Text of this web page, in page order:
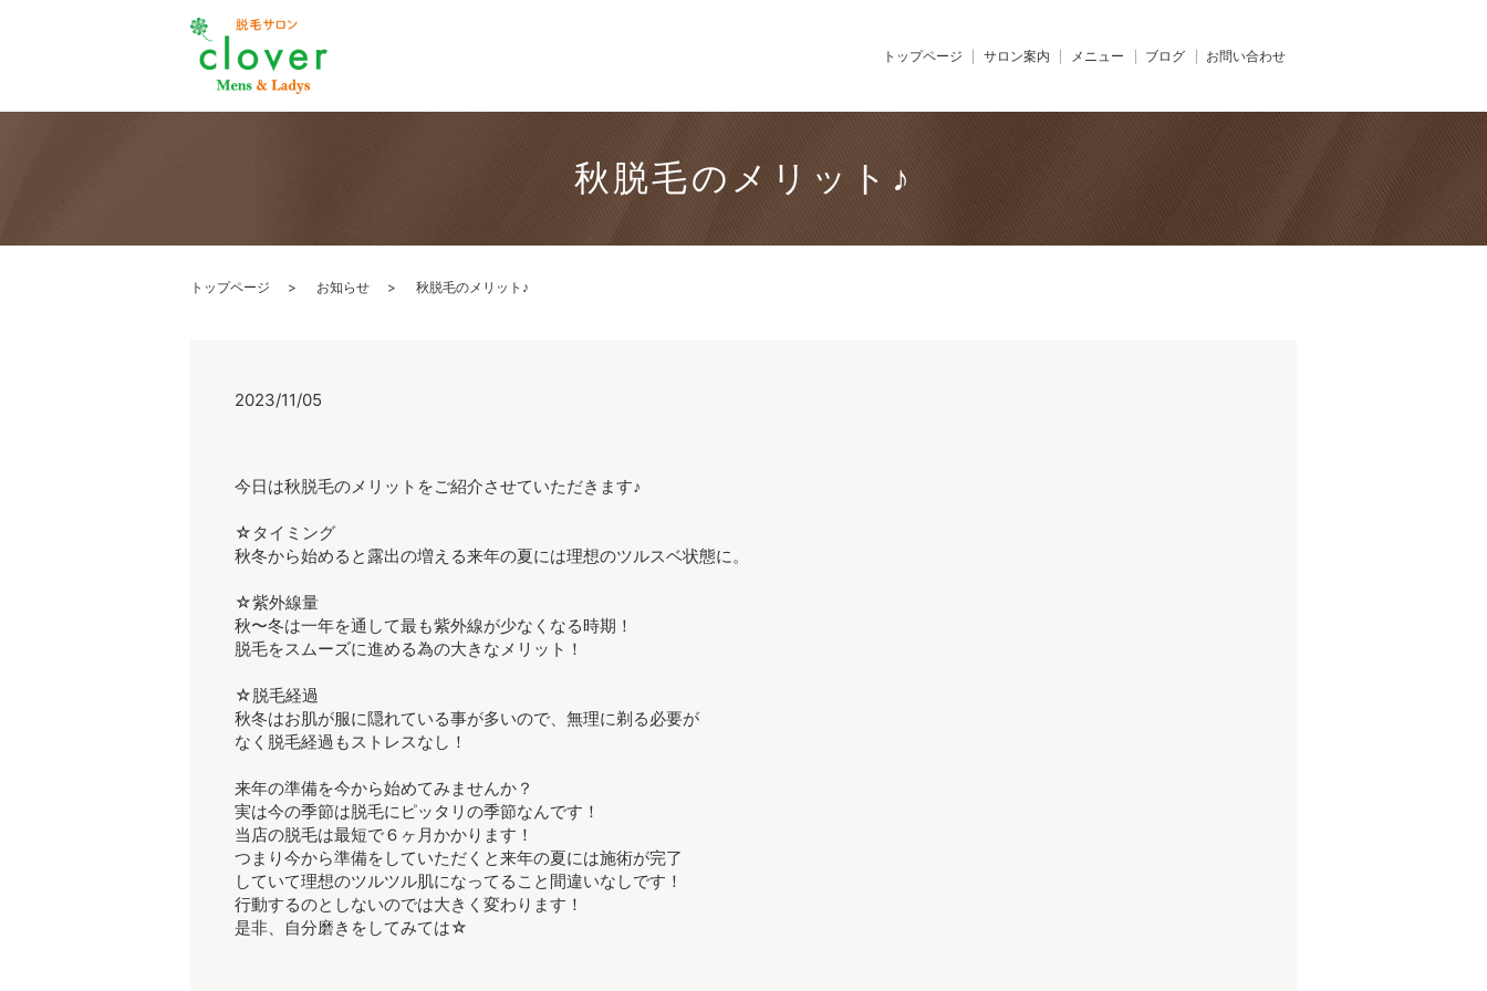
トップページ サロン案内 メニュー ブログ お問い合わせ
秋脱毛のメリット♪
トップページ お知らせ 秋脱毛のメリット♪
2023/11/05
今日は秋脱毛のメリットをご紹介させていただきます♪
☆タイミング
秋冬から始めると露出の増える来年の夏には理想のツルスベ状態に。
☆紫外線量
秋〜冬は一年を通して最も紫外線が少なくなる時期！
脱毛をスムーズに進める為の大きなメリット！
☆脱毛経過
秋冬はお肌が服に隠れている事が多いので、無理に剃る必要が
なく脱毛経過もストレスなし！
来年の準備を今から始めてみませんか？
実は今の季節は脱毛にピッタリの季節なんです！
当店の脱毛は最短で６ヶ月かかります！
つまり今から準備をしていただくと来年の夏には施術が完了
していて理想のツルツル肌になってること間違いなしです！
行動するのとしないのでは大きく変わります！
是非、自分磨きをしてみては☆